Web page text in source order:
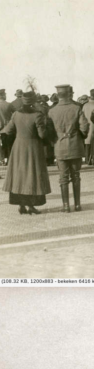
(108.32 KB, 1200x883 - bekeken 6416